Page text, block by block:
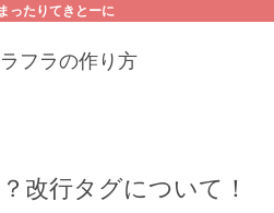
ったりてきとーに
フラの作り方
改行タグについて！